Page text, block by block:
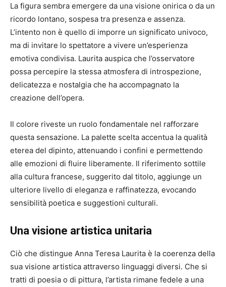
La figura sembra emergere da una visione onirica o da un
ricordo lontano, sospesa tra presenza e assenza.
L’intento non è quello di imporre un significato univoco,
ma di invitare lo spettatore a vivere un’esperienza
emotiva condivisa. Laurita auspica che l’osservatore
possa percepire la stessa atmosfera di introspezione,
delicatezza e nostalgia che ha accompagnato la
creazione dell’opera.
Il colore riveste un ruolo fondamentale nel rafforzare
questa sensazione. La palette scelta accentua la qualità
eterea del dipinto, attenuando i confini e permettendo
alle emozioni di fluire liberamente. Il riferimento sottile
alla cultura francese, suggerito dal titolo, aggiunge un
ulteriore livello di eleganza e raffinatezza, evocando
sensibilità poetica e suggestioni culturali.
Una visione artistica unitaria
Ciò che distingue Anna Teresa Laurita è la coerenza della
sua visione artistica attraverso linguaggi diversi. Che si
tratti di poesia o di pittura, l’artista rimane fedele a una